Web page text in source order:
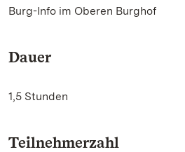
Burg-Info im Oberen Burghof
Dauer
1,5 Stunden
Teilnehmerzahl